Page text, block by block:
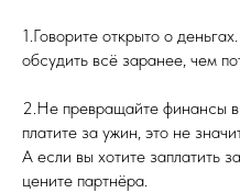
1.Говорите открыто о
обсудить всё заранее, чем
2.Не превращайте финансы
платите за ужин, это не
А если вы хотите заплатить
цените партнёра.